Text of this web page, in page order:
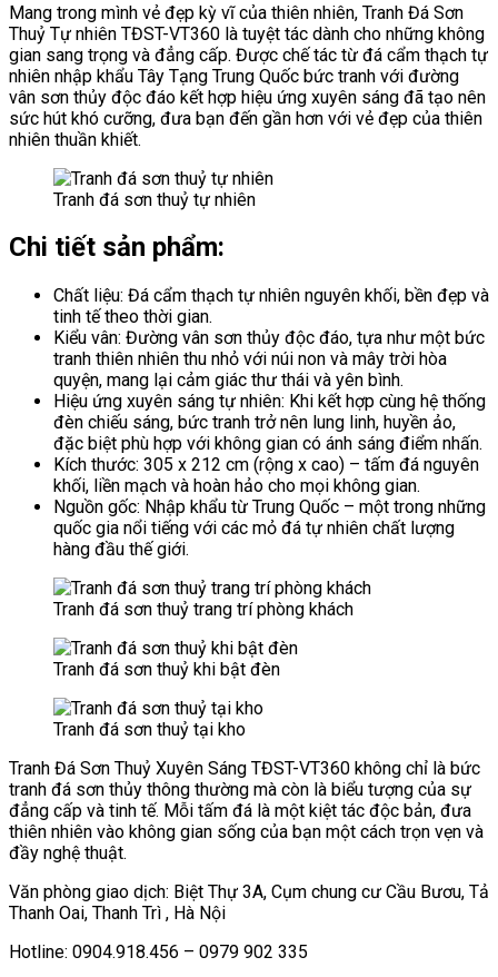
Mang trong mình vẻ đẹp kỳ vĩ của thiên nhiên, Tranh Đá Sơn
Thuỷ Tự nhiên TĐST-VT360 là tuyệt tác dành cho những không
gian sang trọng và đẳng cấp. Được chế tác từ đá cẩm thạch tự
nhiên nhập khẩu Tây Tạng Trung Quốc bức tranh với đường
vân sơn thủy độc đáo kết hợp hiệu ứng xuyên sáng đã tạo nên
sức hút khó cưỡng, đưa bạn đến gần hơn với vẻ đẹp của thiên
nhiên thuần khiết.
Tranh đá sơn thuỷ tự nhiên
Chi tiết sản phẩm:
Chất liệu: Đá cẩm thạch tự nhiên nguyên khối, bền đẹp và
tinh tế theo thời gian.
Kiểu vân: Đường vân sơn thủy độc đáo, tựa như một bức
tranh thiên nhiên thu nhỏ với núi non và mây trời hòa
quyện, mang lại cảm giác thư thái và yên bình.
Hiệu ứng xuyên sáng tự nhiên: Khi kết hợp cùng hệ thống
đèn chiếu sáng, bức tranh trở nên lung linh, huyền ảo,
đặc biệt phù hợp với không gian có ánh sáng điểm nhấn.
Kích thước: 305 x 212 cm (rộng x cao) – tấm đá nguyên
khối, liền mạch và hoàn hảo cho mọi không gian.
Nguồn gốc: Nhập khẩu từ Trung Quốc – một trong những
quốc gia nổi tiếng với các mỏ đá tự nhiên chất lượng
hàng đầu thế giới.
Tranh đá sơn thuỷ trang trí phòng khách
Tranh đá sơn thuỷ khi bật đèn
Tranh đá sơn thuỷ tại kho
Tranh Đá Sơn Thuỷ Xuyên Sáng TĐST-VT360 không chỉ là bức
tranh đá sơn thủy thông thường mà còn là biểu tượng của sự
đẳng cấp và tinh tế. Mỗi tấm đá là một kiệt tác độc bản, đưa
thiên nhiên vào không gian sống của bạn một cách trọn vẹn và
đầy nghệ thuật.
Văn phòng giao dịch: Biệt Thự 3A, Cụm chung cư Cầu Bươu, Tả
Thanh Oai, Thanh Trì , Hà Nội
Hotline: 0904.918.456 – 0979 902 335